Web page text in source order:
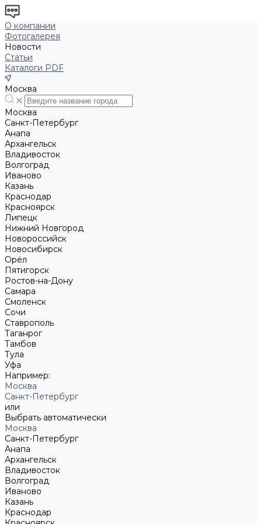
О компании
Фотогалерея
Новости
Статьи
Каталоги PDF
Москва
Москва
Санкт-Петербург
Анапа
Архангельск
Владивосток
Волгоград
Иваново
Казань
Краснодар
Красноярск
Липецк
Нижний Новгород
Новороссийск
Новосибирск
Орёл
Пятигорск
Ростов-на-Дону
Самара
Смоленск
Сочи
Ставрополь
Таганрог
Тамбов
Тула
Уфа
Например:
Москва
Санкт-Петербург
или
Выбрать автоматически
Москва
Санкт-Петербург
Анапа
Архангельск
Владивосток
Волгоград
Иваново
Казань
Краснодар